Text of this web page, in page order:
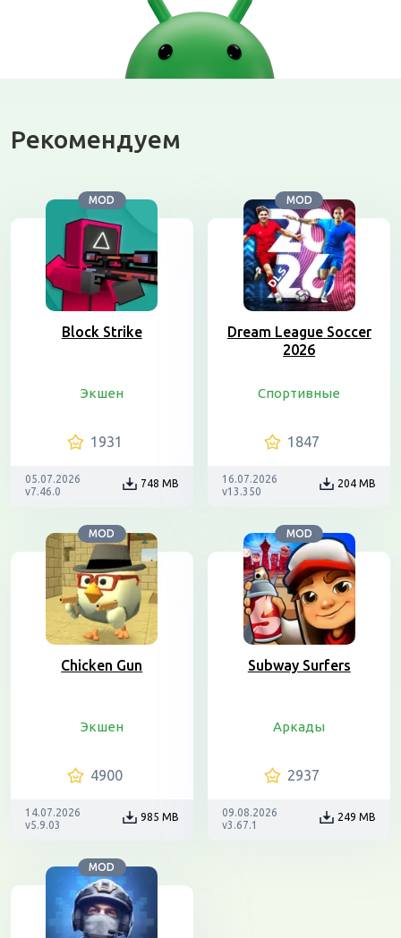
Рекомендуем
MOD
Block Strike
Экшен
1931
05.07.2026
v7.46.0
748 MB
MOD
Dream League Soccer
2026
Спортивные
1847
16.07.2026
v13.350
204 MB
MOD
Chicken Gun
Экшен
4900
14.07.2026
v5.9.03
985 MB
MOD
Subway Surfers
Аркады
2937
09.08.2026
v3.67.1
249 MB
MOD